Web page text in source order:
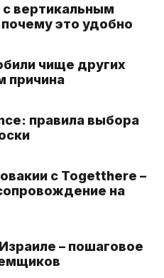
вертикальным
это удобно
чище других
причина
правила выбора
с Togetthere –
на
– пошаговое